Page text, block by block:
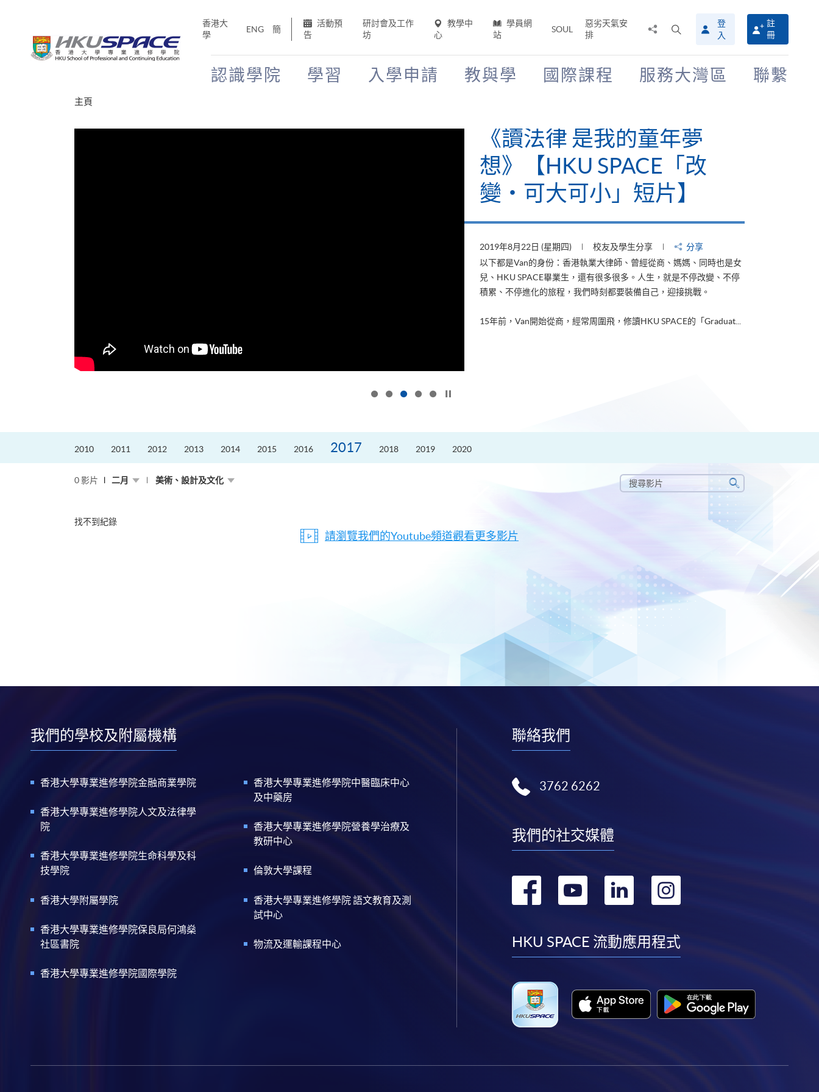
香港大
學
ENG 簡
活動預
告
研討會及工作
坊
教學中
心
學員網
站
SOUL
惡劣天氣安
排
搜
尋
介
登
入
註
冊
認識學院 學習 入學申請 教與學 國際課程 服務大灣區 聯繫
主頁
《讀法律 是我的童年夢
想》【HKU SPACE「改
變‧可大可小」短片】
2019年8月22日 (星期四) 校友及學生分享
分享
以下都是Van的身份：香港執業大律師、曾經從商、媽媽、同時也是女
兒、HKU SPACE畢業生，還有很多很多。人生，就是不停改變、不停
積累、不停進化的旅程，我們時刻都要裝備自己，迎接挑戰。
15年前，Van開始從商，經常周圍飛，修讀HKU SPACE的「Graduat...
2010 2011 2012 2013 2014 2015 2016 2017 2018 2019 2020
0 影片 二月 美術、設計及文化
搜
尋
搜
尋
找不到紀錄
請瀏覽我們的Youtube頻道觀看更多影片
我們的學校及附屬機構
香港大學專業進修學院金融商業學院
香港大學專業進修學院人文及法律學
院
香港大學專業進修學院生命科學及科
技學院
香港大學附屬學院
香港大學專業進修學院保良局何鴻燊
社區書院
香港大學專業進修學院國際學院
香港大學專業進修學院中醫臨床中心
及中藥房
香港大學專業進修學院營養學治療及
教研中心
倫敦大學課程
香港大學專業進修學院 語文教育及測
試中心
物流及運輸課程中心
聯絡我們
3762 6262
我們的社交媒體
轉
facebook
轉
youtube
轉
linkedin
轉
instagram
HKU SPACE 流動應用程式